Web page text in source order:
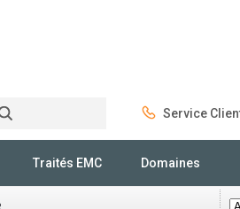
Service
Traités EMC Domaines